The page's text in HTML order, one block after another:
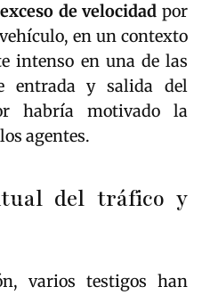
exceso de velocidad por
en un contexto
intenso en una de las
entrada y salida del
habría motivado la
agentes.
del tráfico y
varios testigos han